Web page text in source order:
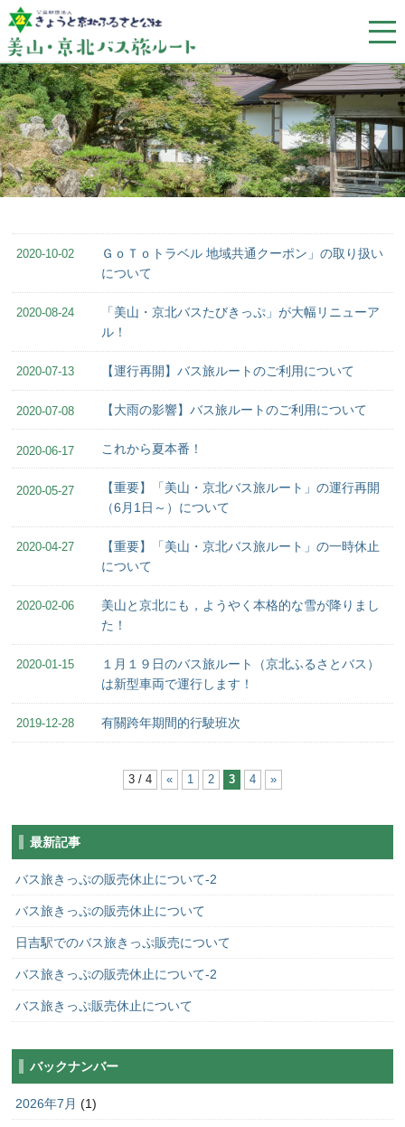
2020-10-02
ＧｏＴｏトラベル 地域共通クーポン」の取り扱い
について
2020-08-24
「美山・京北バスたびきっぷ」が大幅リニューア
ル！
2020-07-13 【運行再開】バス旅ルートのご利用について
2020-07-08 【大雨の影響】バス旅ルートのご利用について
2020-06-17 これから夏本番！
2020-05-27
【重要】「美山・京北バス旅ルート」の運行再開
（6月1日～）について
2020-04-27
【重要】「美山・京北バス旅ルート」の一時休止
について
2020-02-06
美山と京北にも，ようやく本格的な雪が降りまし
た！
2020-01-15
１月１９日のバス旅ルート（京北ふるさとバス）
は新型車両で運行します！
2019-12-28 有關跨年期間的行駛班次
3 / 4 « 1 2 3 4 »
最新記事
バス旅きっぷの販売休止について-2
バス旅きっぷの販売休止について
日吉駅でのバス旅きっぷ販売について
バス旅きっぷの販売休止について-2
バス旅きっぷ販売休止について
バックナンバー
2026年7月 (1)